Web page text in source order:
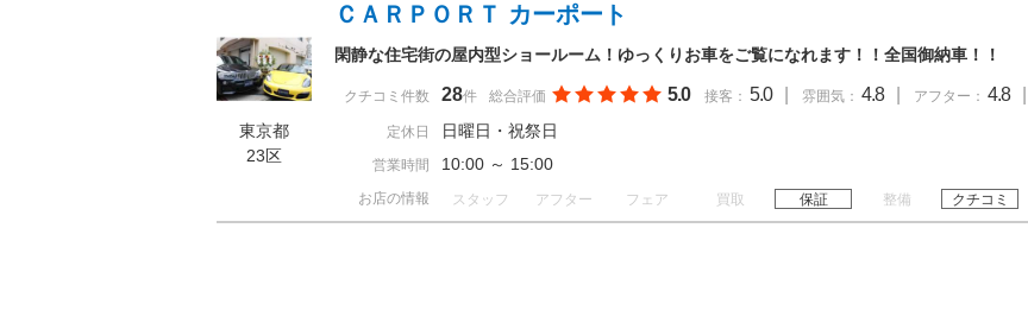
東京都
23区
ＣＡＲＰＯＲＴ カーポート
閑静な住宅街の屋内型ショールーム！ゆっくりお車をご覧になれます！！全国御納車！！
クチコミ件数 28件 総合評価 5.0 接客： 5.0 雰囲気： 4.8 アフター： 4.8
定休日 日曜日・祝祭日
営業時間 10:00 ～ 15:00
お店の情報 スタッフ アフター フェア 買取 保証 整備 クチコミ